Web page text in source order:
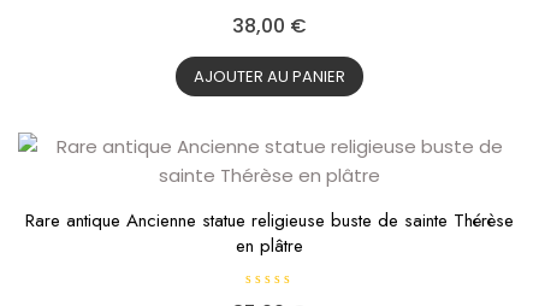
N
o
e
0
s
u
38,00 €
AJOUTER AU PANIER
Rare antique Ancienne statue religieuse buste de sainte Thérèse
en plâtre
N